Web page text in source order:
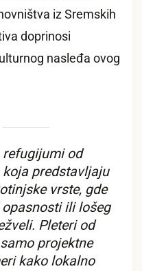
iz Sremskih
doprinosi
nasleđa ovog
refugijumi od
predstavljaju
vrste, gde
ili lošeg
Pleteri od
projektne
kako lokalno